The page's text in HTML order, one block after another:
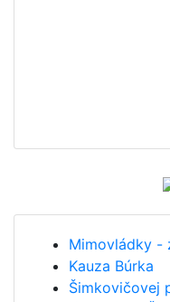
Mimovládky -
Kauza Búrka
Šimkovičovej